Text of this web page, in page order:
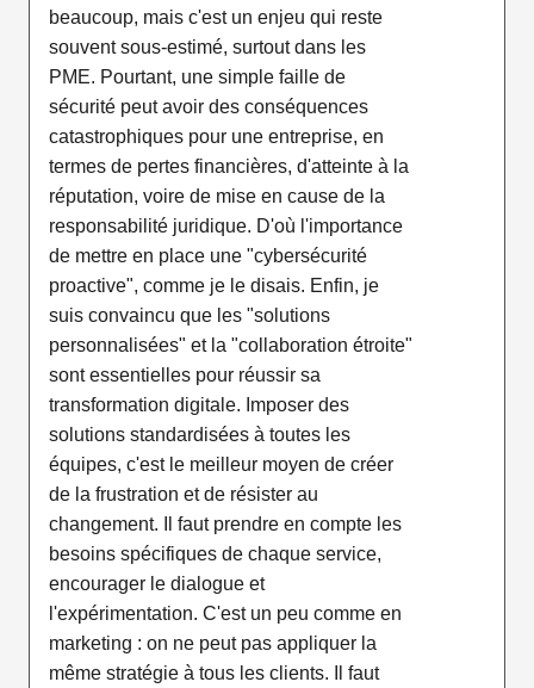
beaucoup, mais c'est un enjeu qui reste
souvent sous-estimé, surtout dans les
PME. Pourtant, une simple faille de
sécurité peut avoir des conséquences
catastrophiques pour une entreprise, en
termes de pertes financières, d'atteinte à la
réputation, voire de mise en cause de la
responsabilité juridique. D'où l'importance
de mettre en place une "cybersécurité
proactive", comme je le disais. Enfin, je
suis convaincu que les "solutions
personnalisées" et la "collaboration étroite"
sont essentielles pour réussir sa
transformation digitale. Imposer des
solutions standardisées à toutes les
équipes, c'est le meilleur moyen de créer
de la frustration et de résister au
changement. Il faut prendre en compte les
besoins spécifiques de chaque service,
encourager le dialogue et
l'expérimentation. C'est un peu comme en
marketing : on ne peut pas appliquer la
même stratégie à tous les clients. Il faut